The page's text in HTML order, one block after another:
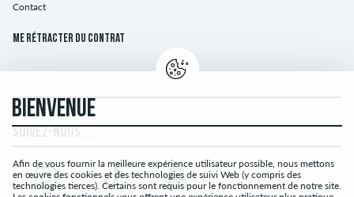
Contact
Me rétracter du contrat
BIENVENUE
Afin de vous fournir la meilleure expérience utilisateur possible, nous mettons
en œuvre des cookies et des technologies de suivi Web (y compris des
technologies tierces). Certains sont requis pour le fonctionnement de notre site.